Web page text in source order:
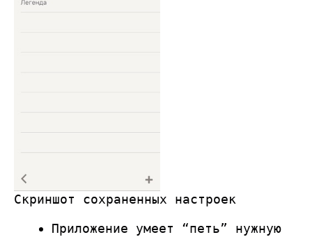
Скриншот сохраненных настроек
Приложение умеет “петь” нужную